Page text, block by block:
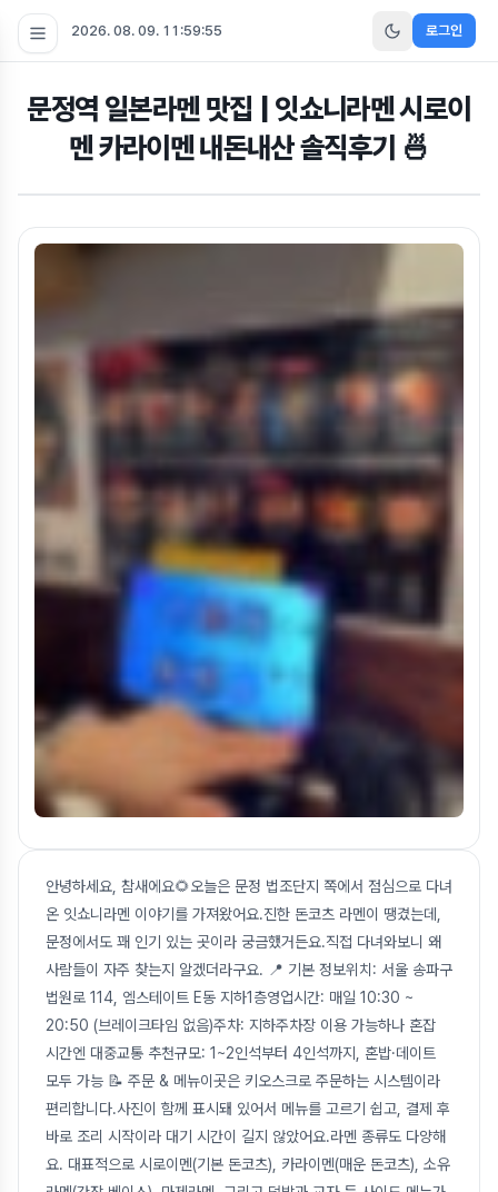
2026. 08. 09. 11:59:55 로그인
문정역 일본라멘 맛집 | 잇쇼니라멘 시로이
멘 카라이멘 내돈내산 솔직후기 🍜
안녕하세요, 참새에요🌻오늘은 문정 법조단지 쪽에서 점심으로 다녀
온 잇쇼니라멘 이야기를 가져왔어요.진한 돈코츠 라멘이 땡겼는데,
문정에서도 꽤 인기 있는 곳이라 궁금했거든요.직접 다녀와보니 왜
사람들이 자주 찾는지 알겠더라구요. 📍 기본 정보위치: 서울 송파구
법원로 114, 엠스테이트 E동 지하1층영업시간: 매일 10:30 ~
20:50 (브레이크타임 없음)주차: 지하주차장 이용 가능하나 혼잡
시간엔 대중교통 추천규모: 1~2인석부터 4인석까지, 혼밥·데이트
모두 가능 📝 주문 & 메뉴이곳은 키오스크로 주문하는 시스템이라
편리합니다.사진이 함께 표시돼 있어서 메뉴를 고르기 쉽고, 결제 후
바로 조리 시작이라 대기 시간이 길지 않았어요.라멘 종류도 다양해
요. 대표적으로 시로이멘(기본 돈코츠), 카라이멘(매운 돈코츠), 소유